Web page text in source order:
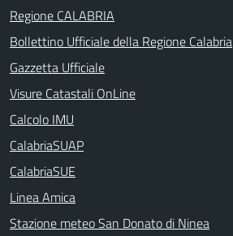
Regione CALABRIA
Bollettino Ufficiale della Regione Calabria
Gazzetta Ufficiale
Visure Catastali OnLine
Calcolo IMU
CalabriaSUAP
CalabriaSUE
Linea Amica
Stazione meteo San Donato di Ninea